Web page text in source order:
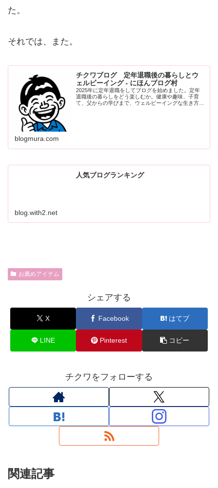
た。
それでは、また。
チクワブログ 定年退職後の暮らしとウ
ェルビーイング - にほんブログ村
2025年に定年退職をしてブログを始めました。定年
退職後の暮らしをどう楽しむか。健康や趣味、子育
て、父からの学びまで、ウェルビーイングな生き方の
blogmura.com
人気ブログランキング
blog.with2.net
お薦めアイテム
シェアする
X Facebook はてブ
LINE Pinterest コピー
チクワをフォローする
関連記事